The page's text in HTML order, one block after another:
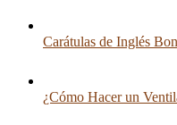
Carátulas de Inglés
¿Cómo Hacer un